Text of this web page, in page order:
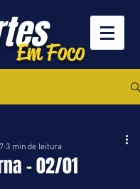
Em Foco
- 02/01
3 min de leitura